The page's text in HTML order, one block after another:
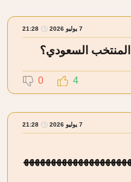
7 يوليو 2026 21:28
المنتخب السعودي؟
4
0
7 يوليو 2026 21:28